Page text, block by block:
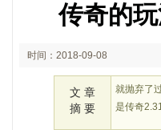
传奇的
时间：2018-09-08
文 章
摘 要
就抛弃了
是传奇